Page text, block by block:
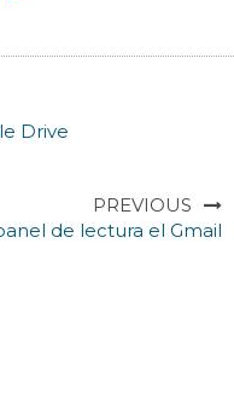
Drive
PREVIOUS
de lectura el Gmail